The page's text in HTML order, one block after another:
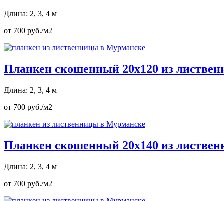
Длина: 2, 3, 4 м
от 700 руб./м2
Планкен скошенный 20х120 из
Длина: 2, 3, 4 м
от 700 руб./м2
Планкен скошенный 20х140 из
Длина: 2, 3, 4 м
от 700 руб./м2